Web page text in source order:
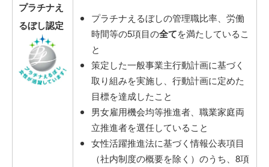
プラチナえ
るぼし認定
プラチナえるぼしの管理職比率、労働
時間等の5項目の全てを満たしているこ
と
策定した一般事業主行動計画に基づく
取り組みを実施し、行動計画に定めた
目標を達成したこと
男女雇用機会均等推進者、職業家庭両
立推進者を選任していること
女性活躍推進法に基づく情報公表項目
（社内制度の概要を除く）のうち、8項